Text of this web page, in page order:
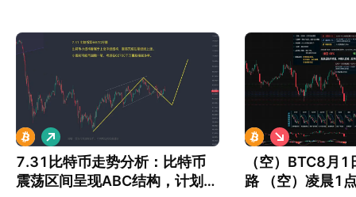
7.31比特币走势分析：比特币
震荡区间呈现ABC结构，计划先
做
多
（空）BTC8月1日 解盘做
路 （空）凌晨1点46分 到周一
做
空